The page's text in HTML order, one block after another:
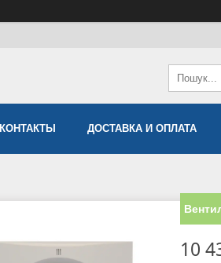
КОНТАКТЫ ДОСТАВКА И ОПЛАТА
10